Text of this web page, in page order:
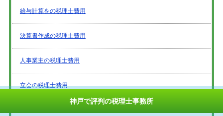
給与計算をの税理士費用
決算書作成の税理士費用
人事業主の税理士費用
立会の税理士費用
神戸で評判の税理士事務所